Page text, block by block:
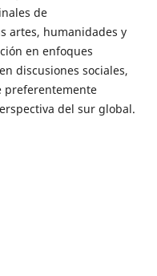
de
artes, humanidades y
en enfoques
discusiones sociales,
preferentemente
del sur global.